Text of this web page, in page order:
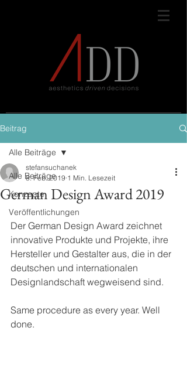
Beitrag
Alle Beiträge
Konzepte
Veröffentlichungen
Alle Beiträge
German Design Award 2019
stefansuchanek
8. Feb. 2019 1 Min. Lesezeit
Der German Design Award zeichnet
innovative Produkte und Projekte, ihre
Hersteller und Gestalter aus, die in der
deutschen und internationalen
Designlandschaft wegweisend sind.
Same procedure as every year. Well
done.